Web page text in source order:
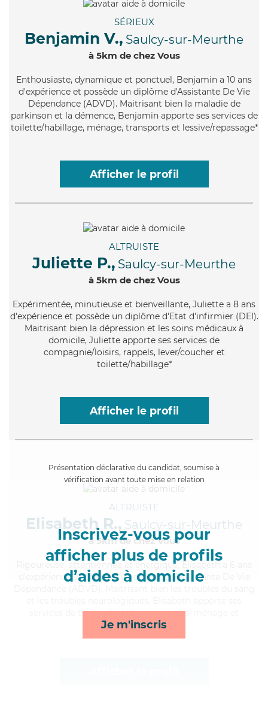
SÉRIEUX
Benjamin V., Saulcy-sur-Meurthe
à 5km de chez Vous
Enthousiaste, dynamique et ponctuel, Benjamin a 10 ans
d'expérience et possède un diplôme d'Assistante De Vie
Dépendance (ADVD). Maitrisant bien la maladie de
parkinson et la démence, Benjamin apporte ses services de
toilette/habillage, ménage, transports et lessive/repassage*
Afficher le profil
ALTRUISTE
Juliette P., Saulcy-sur-Meurthe
à 5km de chez Vous
Expérimentée, minutieuse et bienveillante, Juliette a 8 ans
d'expérience et possède un diplôme d'Etat d'infirmier (DEI).
Maitrisant bien la dépression et les soins médicaux à
domicile, Juliette apporte ses services de
compagnie/loisirs, rappels, lever/coucher et
toilette/habillage*
Afficher le profil
Présentation déclarative du candidat, soumise à
vérification avant toute mise en relation
Inscrivez-vous pour
afficher plus de profils
d’aides à domicile
Je m'inscris
ALTRUISTE
Elisabeth R., Saulcy-sur-Meurthe
à 5km de chez Vous
, attentionnée et énergique, Elisabeth a 6 ans
d'expérience et possède un diplôme d'Assistante De Vie
services de toilette/habillage, activités, ménage et
transports*